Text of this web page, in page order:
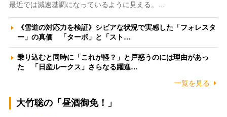
最近では減速基調になっているように見える。…
《雪道の対応力を検証》シビアな状況で実感した「フォレスタ
ー」の真価 「ターボ」と「スト…
乗り込むと同時に「これが軽？」と戸惑うのには理由があっ
た 「日産ルークス」さらなる躍進…
一覧を見る
大竹聡の「昼酒御免！」